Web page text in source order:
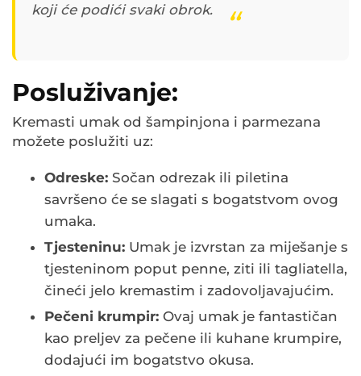
koji će podići svaki obrok.
Posluživanje:
Kremasti umak od šampinjona i parmezana
možete poslužiti uz:
Odreske: Sočan odrezak ili piletina
savršeno će se slagati s bogatstvom ovog
umaka.
Tjesteninu: Umak je izvrstan za miješanje s
tjesteninom poput penne, ziti ili tagliatella,
čineći jelo kremastim i zadovoljavajućim.
Pečeni krumpir: Ovaj umak je fantastičan
kao preljev za pečene ili kuhane krumpire,
dodajući im bogatstvo okusa.